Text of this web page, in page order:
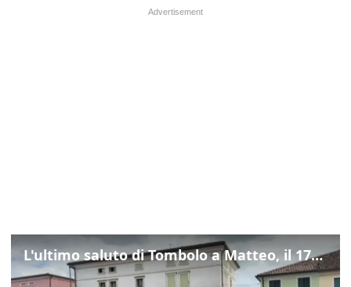
L'ultimo saluto di Tombolo a Matteo, il 17enne morto di tumore. Il video